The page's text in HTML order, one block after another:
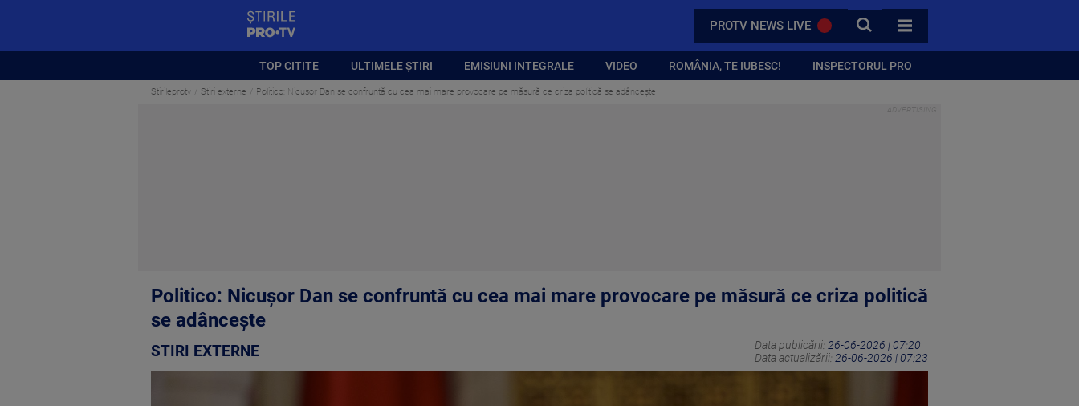
PROTV NEWS LIVE CAUTA
TOATE CATEGORIILE
TOP CITITE ULTIMELE ȘTIRI EMISIUNI INTEGRALE VIDEO ROMÂNIA, TE IUBESC! INSPECTORUL PRO
Stirileprotv Stiri externe Politico: Nicuşor Dan se confruntă cu cea mai mare provocare pe măsură ce criza politică se adânceşte
Politico: Nicuşor Dan se confruntă cu cea mai mare provocare pe măsură ce criza politică
se adânceşte
STIRI EXTERNE Data publicării: 26-06-2026 | 07:20
Data actualizării: 26-06-2026 | 07:23